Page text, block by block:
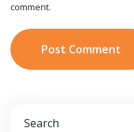
comment.
Post Comment
Search